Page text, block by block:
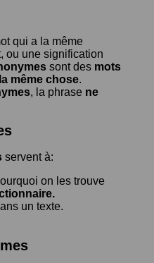
qui a la même
ou une signification
sont des mots
même chose.
, la phrase ne
servent à:
on les trouve
un texte.